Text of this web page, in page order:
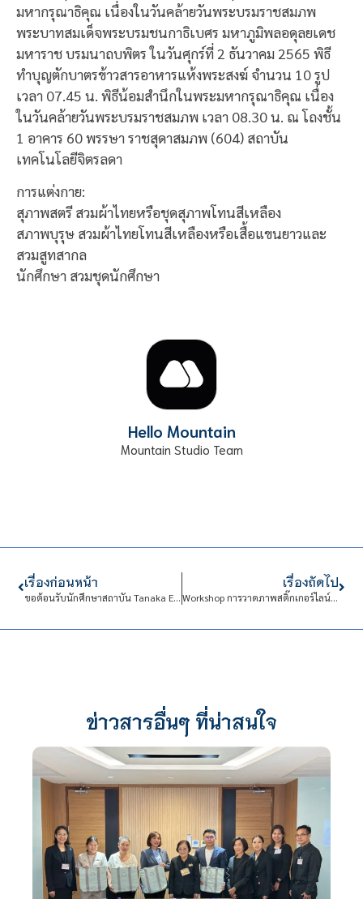
มหากรุณาธิคุณ เนื่องในวันคล้ายวันพระบรมราชสมภพ
พระบาทสมเด็จพระบรมชนกาธิเบศร มหาภูมิพลอดุลยเดช
มหาราช บรมนาถบพิตร ในวันศุกร์ที่ 2 ธันวาคม 2565 พิธี
ทำบุญตักบาตรข้าวสารอาหารแห้งพระสงฆ์ จำนวน 10 รูป
เวลา 07.45 น. พิธีน้อมสำนึกในพระมหากรุณาธิคุณ เนื่อง
ในวันคล้ายวันพระบรมราชสมภพ เวลา 08.30 น. ณ โถงชั้น
1 อาคาร 60 พรรษา ราชสุดาสมภพ (604) สถาบัน
เทคโนโลยีจิตรลดา
การแต่งกาย:
สุภาพสตรี สวมผ้าไทยหรือชุดสุภาพโทนสีเหลือง
สภาพบุรุษ สวมผ้าไทยโทนสีเหลืองหรือเสื้อแขนยาวและ
สวมสูทสากล
นักศึกษา สวมชุดนักศึกษา
Hello Mountain
Mountain Studio Team
เรื่องก่อนหน้า
ขอต้อนรับนักศึกษาสถาบัน Tanaka Educational Group ในโอกาสร่วมโครงการแลกเปลี่ยนวัฒนธรรม
เรื่องถัดไป
Workshop การวาดภาพสติ๊กเกอร์ไลน์ และการปั้นดินไทย
ข่าวสารอื่นๆ ที่น่าสนใจ